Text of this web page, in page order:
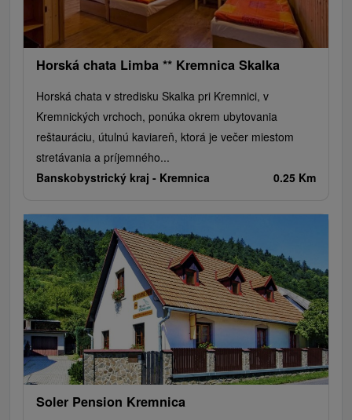
Horská chata Limba ** Kremnica Skalka
Horská chata v stredisku Skalka pri Kremnici, v
Kremnických vrchoch, ponúka okrem ubytovania
reštauráciu, útulnú kaviareň, ktorá je večer miestom
stretávania a príjemného...
Banskobystrický kraj - Kremnica 0.25 Km
Soler Pension Kremnica